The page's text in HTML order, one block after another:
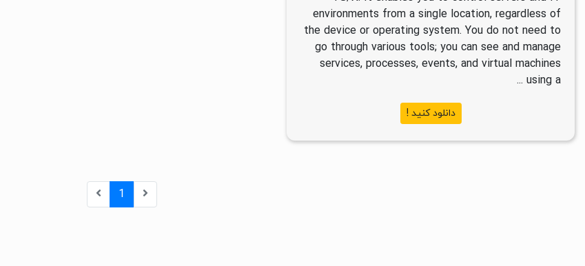
environments from a single location, regardless of
the device or operating system. You do not need to
go through various tools; you can see and manage
services, processes, events, and virtual machines
using a ...
دانلود کنید !
1